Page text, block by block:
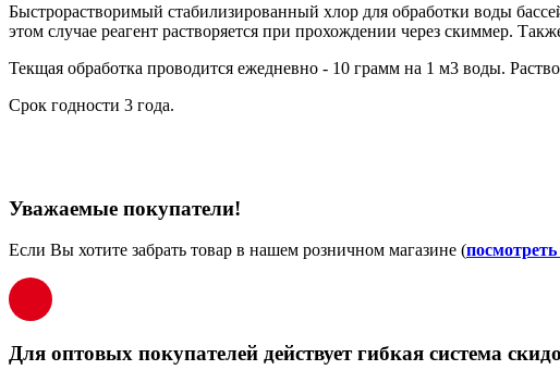
Быстрорастворимый стабилизированный хлор для обработки воды
этом случае реагент растворяется при прохождении через скиммер.
Текщая обработка проводится ежедневно - 10 грамм на 1 м3 воды.
Срок годности 3 года.
Уважаемые покупатели!
Если Вы хотите забрать товар в нашем розничном магазине (посмотреть
Для оптовых покупателей действует гибкая система